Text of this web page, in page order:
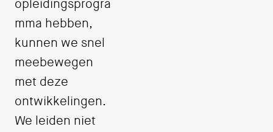
opleidingsprogra
mma hebben,
kunnen we snel
meebewegen
met deze
ontwikkelingen.
We leiden niet